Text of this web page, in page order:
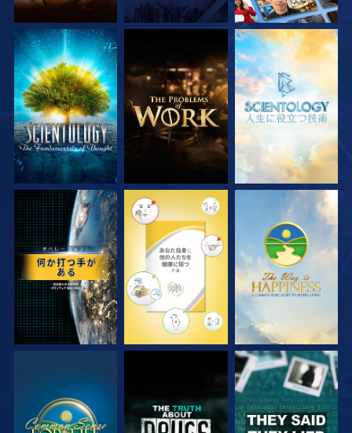
シリーズを探求 シリーズを探求 シリーズを探求
観る 観る 観る
観る 観る 観る